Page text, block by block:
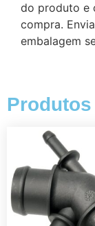
do produto e
compra.
embalagem